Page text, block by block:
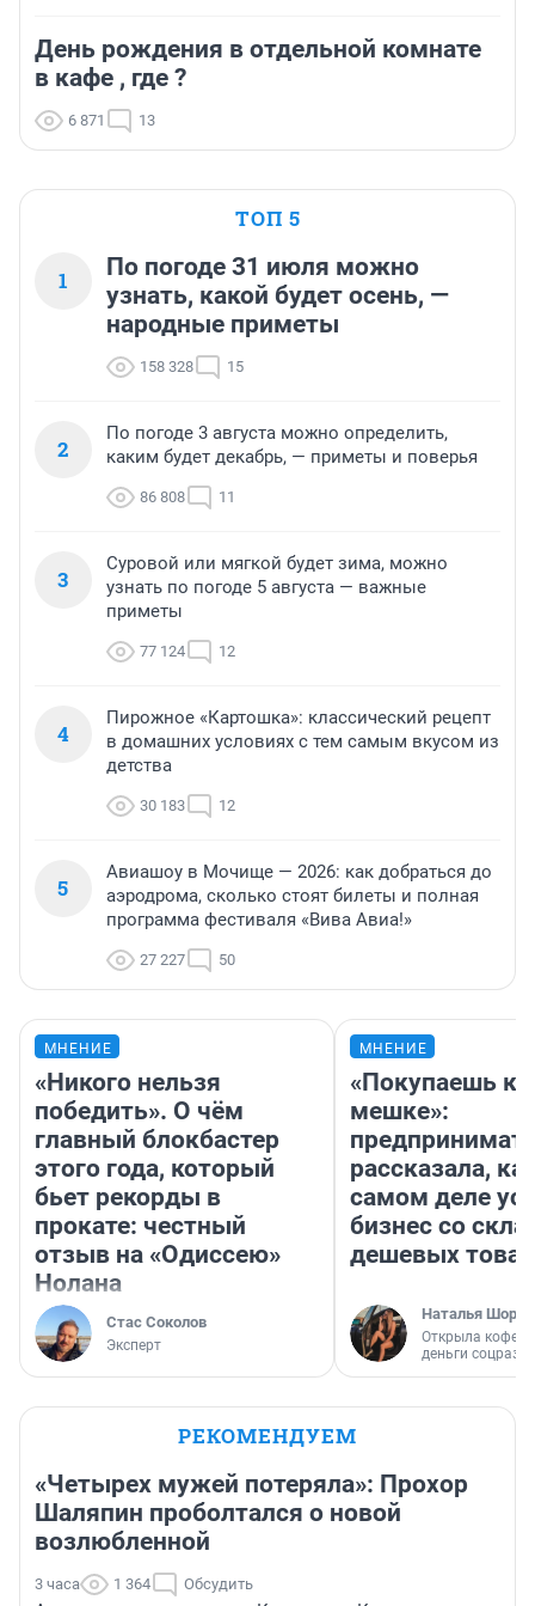
День рождения в отдельной комнате
в кафе , где ?
6 871 13
ТОП 5
1
По погоде 31 июля можно
узнать, какой будет осень, —
народные приметы
158 328 15
2
По погоде 3 августа можно определить,
каким будет декабрь, — приметы и поверья
86 808 11
3
Суровой или мягкой будет зима, можно
узнать по погоде 5 августа — важные
приметы
77 124 12
4
Пирожное «Картошка»: классический рецепт
в домашних условиях с тем самым вкусом из
детства
30 183 12
5
Авиашоу в Мочище — 2026: как добраться до
аэродрома, сколько стоят билеты и полная
программа фестиваля «Вива Авиа!»
27 227 50
МНЕНИЕ
«Никого нельзя
победить». О чём
главный блокбастер
этого года, который
бьет рекорды в
прокате: честный
отзыв на «Одиссею»
Нолана
Стас Соколов
Эксперт
МНЕНИЕ
«Покупаешь
мешке»:
рассказала,
самом деле
бизнес со
дешевых
Наталья
Открыла
деньги
РЕКОМЕНДУЕМ
«Четырех мужей потеряла»: Прохор
Шаляпин проболтался о новой
возлюбленной
3 часа 1 364 Обсудить